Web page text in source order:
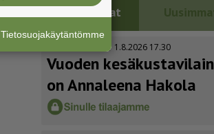
Luetuimmat
Kustavi 1.8.2026 17.30
Vuoden
on Annaleena Hakola
Tietosuojakäytäntömme